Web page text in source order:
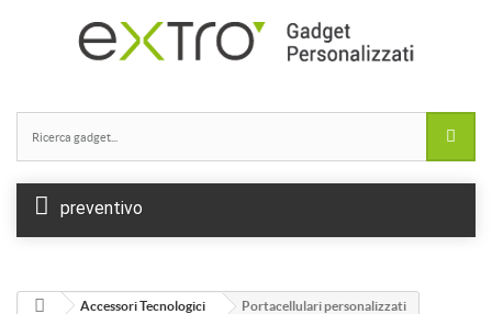
preventivo
Accessori Tecnologici Portacellulari personalizzati